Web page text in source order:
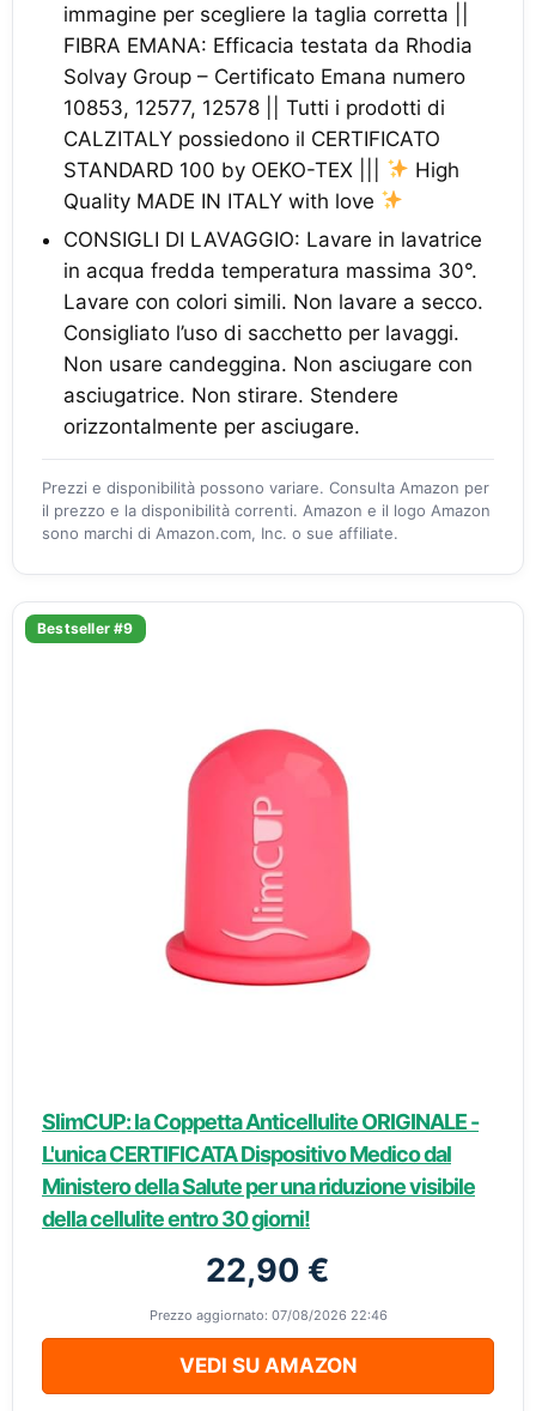
immagine per scegliere la taglia corretta ||
FIBRA EMANA: Efficacia testata da Rhodia
Solvay Group – Certificato Emana numero
10853, 12577, 12578 || Tutti i prodotti di
CALZITALY possiedono il CERTIFICATO
STANDARD 100 by OEKO-TEX |||
High
Quality MADE IN ITALY with love
CONSIGLI DI LAVAGGIO: Lavare in lavatrice
in acqua fredda temperatura massima 30°.
Lavare con colori simili. Non lavare a secco.
Consigliato l’uso di sacchetto per lavaggi.
Non usare candeggina. Non asciugare con
asciugatrice. Non stirare. Stendere
orizzontalmente per asciugare.
Prezzi e disponibilità possono variare. Consulta Amazon per
il prezzo e la disponibilità correnti. Amazon e il logo Amazon
sono marchi di Amazon.com, Inc. o sue affiliate.
Bestseller #9
SlimCUP: la Coppetta Anticellulite ORIGINALE -
L'unica CERTIFICATA Dispositivo Medico dal
Ministero della Salute per una riduzione visibile
della cellulite entro 30 giorni!
22,90 €
Prezzo aggiornato: 07/08/2026 22:46
VEDI SU AMAZON